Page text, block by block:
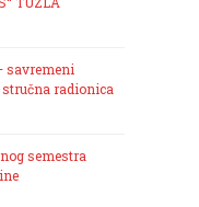
savremeni
radionica
semestra